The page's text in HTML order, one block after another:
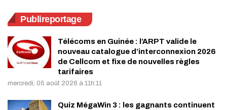
Publireportage
Télécoms en Guinée : l’ARPT valide le
nouveau catalogue d’interconnexion 2026
de Cellcom et fixe de nouvelles règles
tarifaires
mercredi, 05 août 2026 à 11h:11
Quiz MégaWin 3 : les gagnants continuent